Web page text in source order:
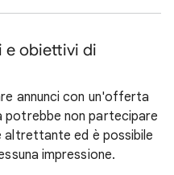
e obiettivi di
annunci con un'offerta
potrebbe non partecipare
altrettante ed è possibile
impressione.